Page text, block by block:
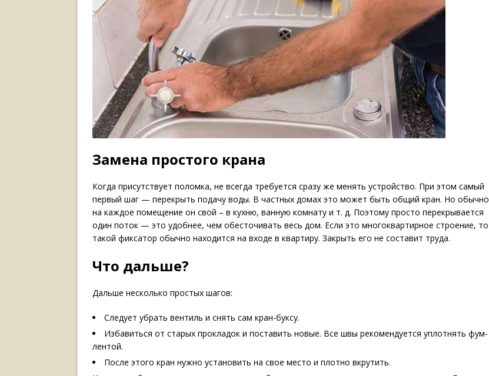
Замена простого крана
Когда присутствует поломка, не всегда требуется сразу же менять устройство. При этом самый
первый шаг — перекрыть подачу воды. В частных домах это может быть общий кран. Но обычно
на каждое помещение он свой – в кухню, ванную комнату и т. д. Поэтому просто перекрывается
один поток — это удобнее, чем обесточивать весь дом. Если это многоквартирное строение, то
такой фиксатор обычно находится на входе в квартиру. Закрыть его не составит труда.
Что дальше?
Дальше несколько простых шагов:
Следует убрать вентиль и снять сам кран-буксу.
Избавиться от старых прокладок и поставить новые. Все швы рекомендуется уплотнять фум-
лентой.
После этого кран нужно установить на свое место и плотно вкрутить.